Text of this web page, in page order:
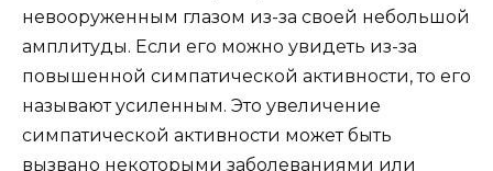
невооруженным глазом из-за своей небольшой
амплитуды. Если его можно увидеть из-за
повышенной симпатической активности, то его
называют усиленным. Это увеличение
симпатической активности может быть
вызвано некоторыми заболеваниями или